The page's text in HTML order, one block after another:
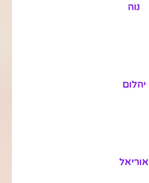
נוה
יהלום
אוריאל